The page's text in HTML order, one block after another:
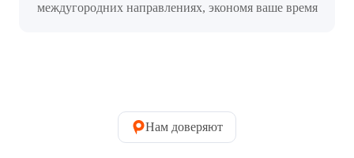
междугородних направлениях, экономя ваше время
Нам доверяют